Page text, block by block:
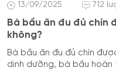
13/09/2025 712
Bà bầu ăn đu đủ chín
không?
Bà bầu ăn đu đủ chín
dinh dưỡng, bà bầu